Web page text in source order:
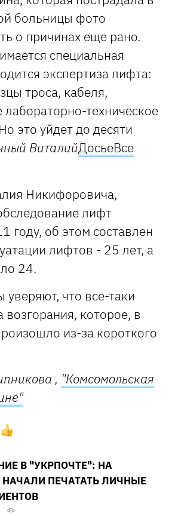
о причинах еще рано.
специальная
экспертиза лифта:
троса, кабеля,
техническое
это уйдет до десяти
ВиталийДосьеВсе
Никифоровича,
лифт
году, об этом составлен
лифтов - 25 лет, а
24.
уверяют, что все-таки
возгорания, которое, в
из-за короткого
, "Комсомольская
В "УКРПОЧТЕ": НА
ПЕЧАТАТЬ ЛИЧНЫЕ